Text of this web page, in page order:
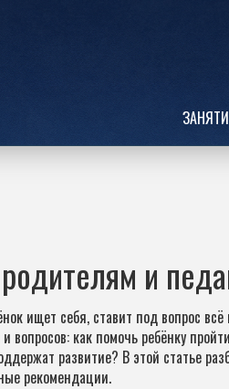
и
ищет себя, ставит под вопрос всё
как помочь ребёнку
развитие? В этой статье
рекомендации.